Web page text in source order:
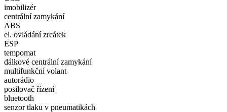
imobilizér
centrální zamykání
ABS
el. ovládání zrcátek
ESP
tempomat
dálkové centrální zamykání
multifunkční volant
autorádio
posilovač řízení
bluetooth
senzor tlaku v pneumatikách